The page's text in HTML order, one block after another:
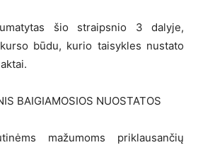
šio straipsnio 3 dalyje,
būdu, kurio taisykles nustato
BAIGIAMOSIOS NUOSTATOS
mažumoms priklausančių